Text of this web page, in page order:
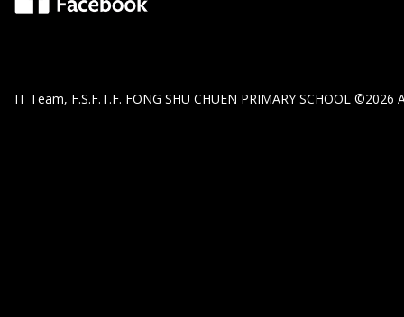
IT Team, F.S.F.T.F. FONG SHU CHUEN PRIMARY SCHOOL ©2026